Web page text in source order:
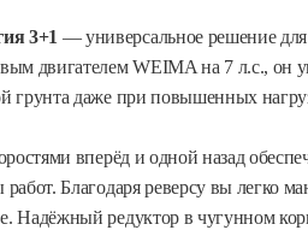
3+1 — универсальное решение
двигателем WEIMA на 7 л.с., он
грунта даже при повышенных
вперёд и одной назад
Благодаря реверсу вы легко
Надёжный редуктор в чугунном